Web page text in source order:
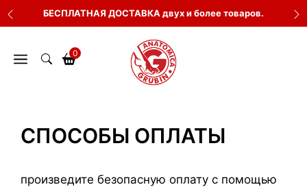
Перейти
к
БЕСПЛАТНАЯ ДОСТАВКА двух и более товаров.
0
СПОСОБЫ ОПЛАТЫ
произведите безопасную оплату с помощью